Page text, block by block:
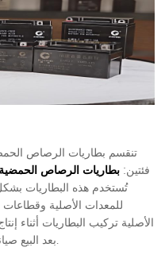
تنقسم بطاريات الرصاص
فئتين: بطاريات الرصاص
تُستخدم هذه البطاريات
للمعدات الأصلية
الأصلية تركيب البطاريات أثناء
بعد البيع صيانة المركبات واستبدال البطاريات القديمة.